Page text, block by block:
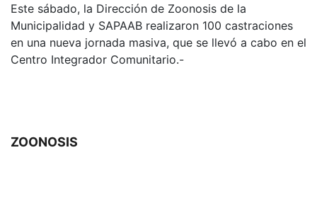
Este sábado, la Dirección de Zoonosis de la
Municipalidad y SAPAAB realizaron 100 castraciones
en una nueva jornada masiva, que se llevó a cabo en el
Centro Integrador Comunitario.-
ZOONOSIS